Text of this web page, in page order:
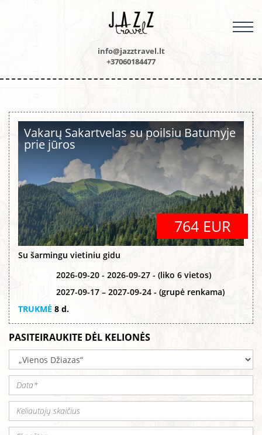
info@jazztravel.lt
+37060184477
Vakarų Sakartvelas su poilsiu Batumyje
prie jūros
764 EUR
Su šarmingu vietiniu gidu
2026-09-20 - 2026-09-27 - (liko 6 vietos)
2027-09-17 – 2027-09-24 - (grupė renkama)
TRUKMĖ 8 d.
PASITEIRAUKITE DĖL KELIONĖS